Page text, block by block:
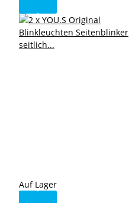
Auf Lager